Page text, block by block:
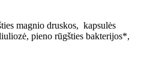
magnio druskos, kapsulės
pieno rūgšties bakterijos*,